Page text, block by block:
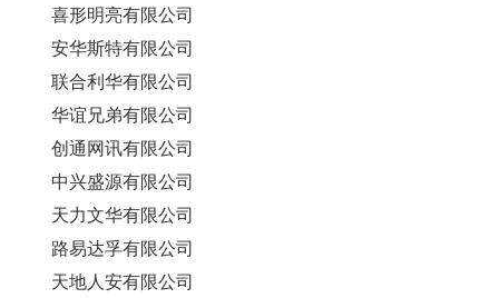
喜形明亮有限公司
安华斯特有限公司
联合利华有限公司
华谊兄弟有限公司
创通网讯有限公司
中兴盛源有限公司
天力文华有限公司
路易达孚有限公司
天地人安有限公司